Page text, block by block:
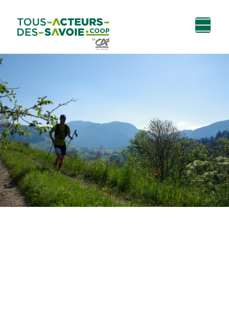
contenu
principal